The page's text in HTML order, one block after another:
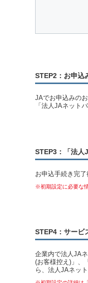
STEP2：お申込
JAでお申込みの
「法人JAネット
STEP3：「法人
お申込手続き完
※初期設定に必要な
STEP4：サービ
企業内で法人JA
(お客様控え)」、
ら、法人JAネッ